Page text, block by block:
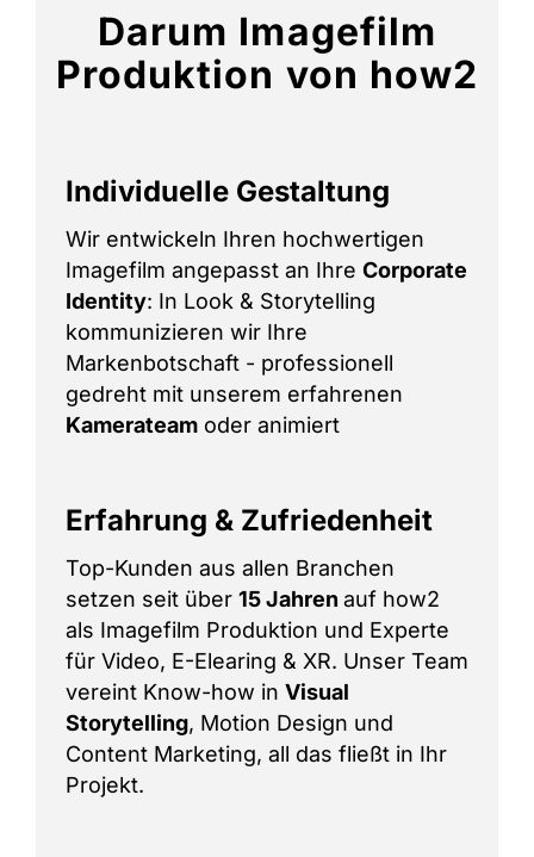
Darum Imagefilm
Produktion von how2
Individuelle Gestaltung
Wir entwickeln Ihren hochwertigen
Imagefilm angepasst an Ihre Corporate
Identity: In Look & Storytelling
kommunizieren wir Ihre
Markenbotschaft - professionell
gedreht mit unserem erfahrenen
Kamerateamoder animiert
Erfahrung & Zufriedenheit
Top-Kunden aus allen Branchen
setzen seit über 15 Jahren auf how2
als Imagefilm Produktion und Experte
für Video, E-Elearing & XR. Unser Team
vereint Know-how in Visual
Storytelling, Motion Design und
Content Marketing, all das fließt in Ihr
Projekt.